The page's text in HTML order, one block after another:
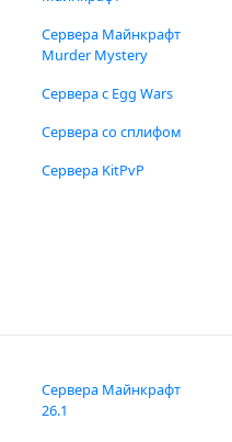
Сервера Майнкрафт
Murder Mystery
Сервера с Egg Wars
Сервера со сплифом
Сервера KitPvP
Сервера Майнкрафт
26.1